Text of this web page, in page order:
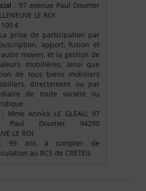
: 97 avenue Paul Doumer
LE ROI
€
prise de participation par
apport, fusion et
moyen, et la gestion de
mobilières, ainsi que
de tous biens mobiliers
directement ou par
de toute société ou
: Mme Annick LE GLEAU, 97
Paul Doumer 94290
LE ROI
: 99 ans à compter de
au RCS de CRETEIL